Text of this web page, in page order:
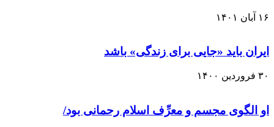
۱۶ آبان ۱۴۰۱
ایران باید «جایی برای زندگی» باشد
۳۰ فروردین ۱۴۰۰
او الگوی مجسم و معرِّف اسلام رحمانی بود/